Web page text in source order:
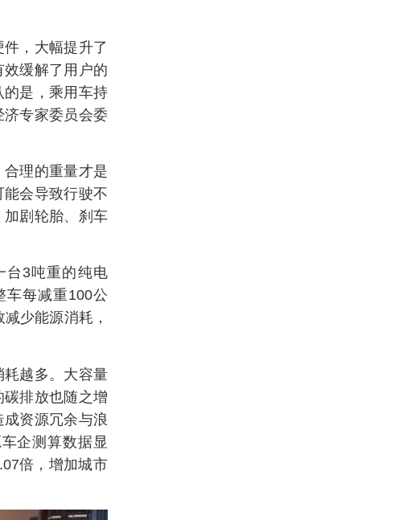
，大幅提升了
缓解了用户的
是，乘用车持
专家委员会委
理的重量才是
会导致行驶不
剧轮胎、刹车
台3吨重的纯电
车每减重100公
少能源消耗，
耗越多。大容量
排放也随之增
资源冗余与浪
企测算数据显
倍，增加城市